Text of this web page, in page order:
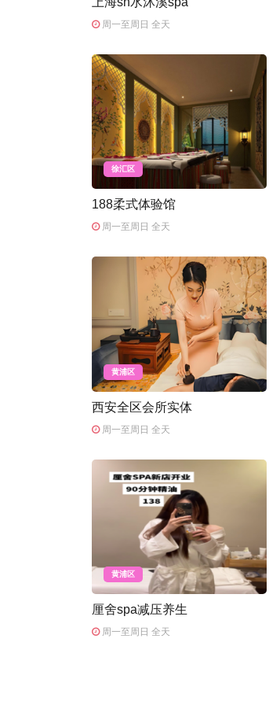
周一至周日 全天
徐汇区
188柔式体验馆
周一至周日 全天
黄浦区
西安全区会所实体
周一至周日 全天
黄浦区
厘舍spa减压养生
周一至周日 全天